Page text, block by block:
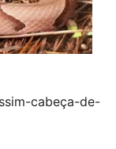
cabeça-de-